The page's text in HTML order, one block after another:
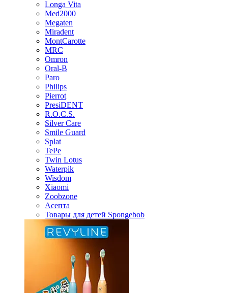
Longa Vita
Med2000
Megaten
Miradent
MontCarotte
MRC
Omron
Oral-B
Paro
Philips
Pierrot
PresiDENT
R.O.C.S.
Silver Care
Smile Guard
Splat
TePe
Twin Lotus
Waterpik
Wisdom
Xiaomi
Zoobzone
Асепта
Товары для детей Spongebob